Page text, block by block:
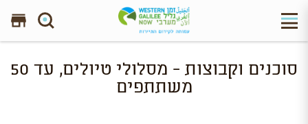
סוכנים וקבוצות - מסלולי טיולים, עד 50
משתתפים